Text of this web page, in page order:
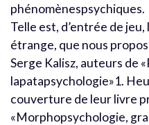
phénomènespsychiques.
Telle est, d’entrée de
étrange, que nous
Serge Kalisz, auteurs de
lapatapsychologie»1.
couverture de leur livre
«Morphopsychologie,